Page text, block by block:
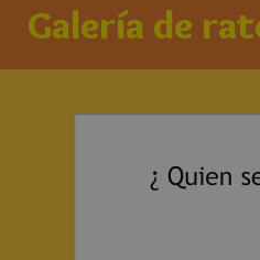
Galería de